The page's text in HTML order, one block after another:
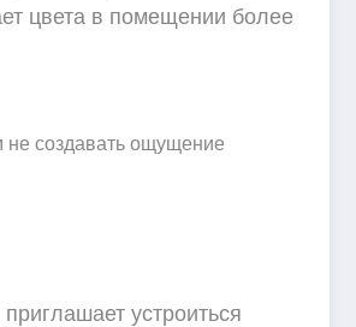
цвета в помещении более
не создавать ощущение
устроиться